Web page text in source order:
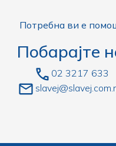
Потребна ви е
Побарајте
02 3217 633